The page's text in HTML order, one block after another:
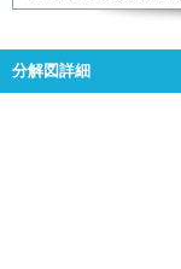
分解図詳細